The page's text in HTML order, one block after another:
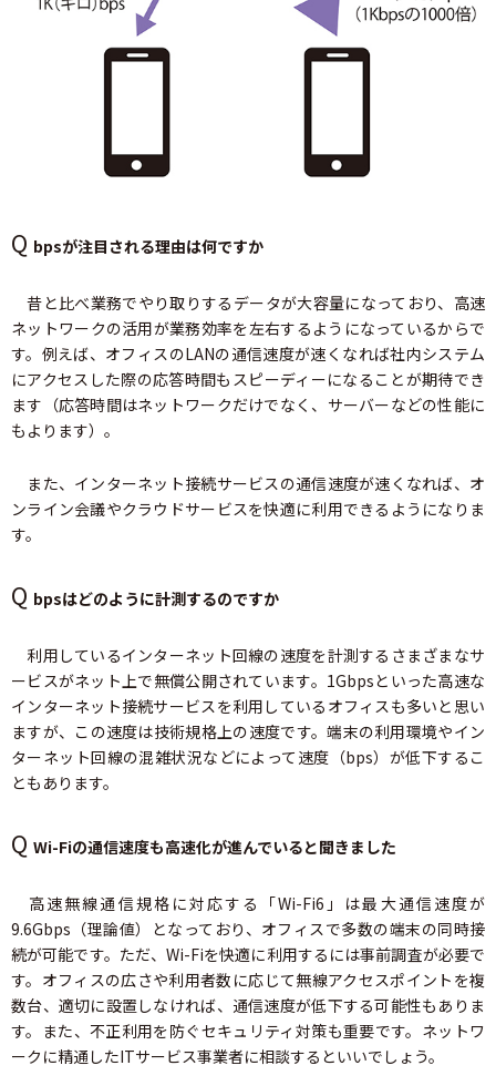
Q bpsが注目される理由は何ですか
昔と比べ業務でやり取りするデータが大容量になっており、高速
ネットワークの活用が業務効率を左右するようになっているからで
す。例えば、オフィスのLANの通信速度が速くなれば社内システム
にアクセスした際の応答時間もスピーディーになることが期待でき
ます（応答時間はネットワークだけでなく、サーバーなどの性能に
もよります）。
また、インターネット接続サービスの通信速度が速くなれば、オ
ンライン会議やクラウドサービスを快適に利用できるようになりま
す。
Q bpsはどのように計測するのですか
利用しているインターネット回線の速度を計測するさまざまなサ
ービスがネット上で無償公開されています。1Gbpsといった高速な
インターネット接続サービスを利用しているオフィスも多いと思い
ますが、この速度は技術規格上の速度です。端末の利用環境やイン
ターネット回線の混雑状況などによって速度（bps）が低下するこ
ともあります。
Q Wi-Fiの通信速度も高速化が進んでいると聞きました
高速無線通信規格に対応する「Wi-Fi6」は最大通信速度が
9.6Gbps（理論値）となっており、オフィスで多数の端末の同時接
続が可能です。ただ、Wi-Fiを快適に利用するには事前調査が必要で
す。オフィスの広さや利用者数に応じて無線アクセスポイントを複
数台、適切に設置しなければ、通信速度が低下する可能性もありま
す。また、不正利用を防ぐセキュリティ対策も重要です。ネットワ
ークに精通したITサービス事業者に相談するといいでしょう。